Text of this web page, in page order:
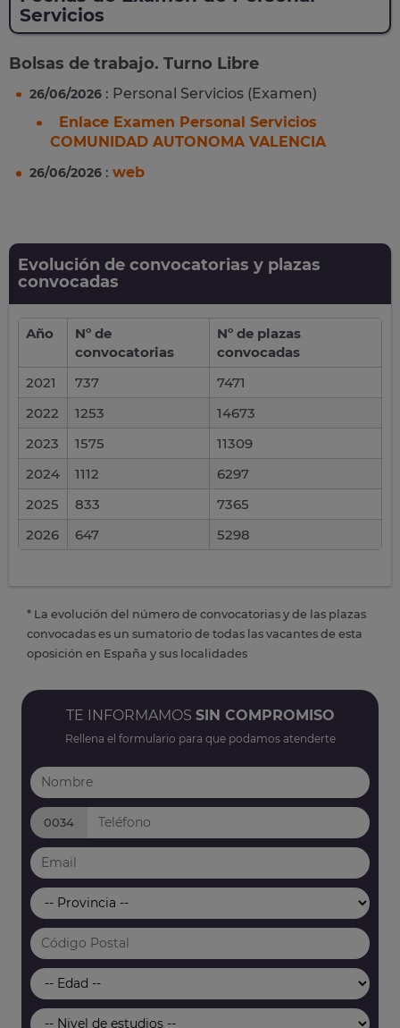
Servicios
Bolsas de trabajo. Turno Libre
26/06/2026 : Personal Servicios (Examen)
Enlace Examen Personal Servicios
COMUNIDAD AUTONOMA VALENCIA
26/06/2026 : web
Evolución de convocatorias y plazas
convocadas
Año
Nº de
convocatorias
Nº de plazas
convocadas
2021
737
7471
2022
1253
14673
2023
1575
11309
2024
1112
6297
2025
833
7365
2026
647 5298
* La evolución del número de convocatorias y de las plazas
convocadas es un sumatorio de todas las vacantes de esta
oposición en España y sus localidades
TE INFORMAMOS SIN COMPROMISO
Rellena el formulario para que podamos atenderte
0034